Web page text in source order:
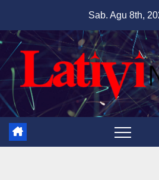
content
Sab. Agu 8th,